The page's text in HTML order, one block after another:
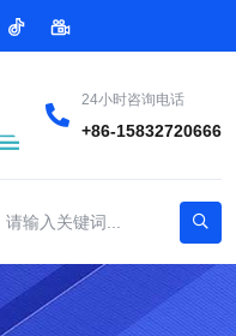
24小时咨询电话
+86-15832720666